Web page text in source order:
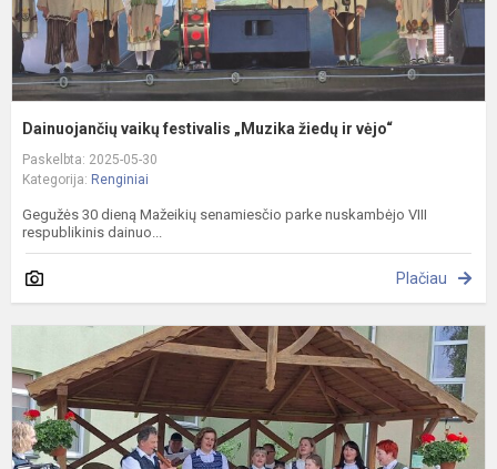
Dainuojančių vaikų festivalis „Muzika žiedų ir vėjo“
Paskelbta: 2025-05-30
Kategorija: Renginiai
Gegužės 30 dieną Mažeikių senamiesčio parke nuskambėjo VIII
respublikinis dainuo...
Plačiau